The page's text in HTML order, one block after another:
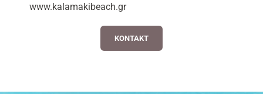
www.kalamakibeach.gr
KONTAKT